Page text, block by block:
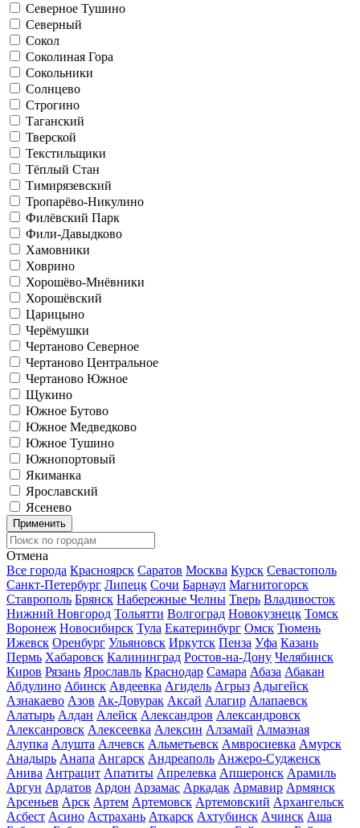
Северное Тушино
Северный
Сокол
Соколиная Гора
Сокольники
Солнцево
Строгино
Таганский
Тверской
Текстильщики
Тёплый Стан
Тимирязевский
Тропарёво-Никулино
Филёвский Парк
Фили-Давыдково
Хамовники
Ховрино
Хорошёво-Мнёвники
Хорошёвский
Царицыно
Черёмушки
Чертаново Северное
Чертаново Центральное
Чертаново Южное
Щукино
Южное Бутово
Южное Медведково
Южное Тушино
Южнопортовый
Якиманка
Ярославский
Ясенево
Применить
Отмена
Все города Красноярск Саратов Москва Курск Севастополь
Санкт-Петербург Липецк Сочи Барнаул Магнитогорск
Ставрополь Брянск Набережные Челны Тверь Владивосток
Нижний Новгород Тольятти Волгоград Новокузнецк Томск
Воронеж Новосибирск Тула Екатеринбург Омск Тюмень
Ижевск Оренбург Ульяновск Иркутск Пенза Уфа Казань
Пермь Хабаровск Калининград Ростов-на-Дону Челябинск
Киров Рязань Ярославль Краснодар Самара Абаза Абакан
Абдулино Абинск Авдеевка Агидель Агрыз Адыгейск
Азнакаево Азов Ак-Довурак Аксай Алагир Алапаевск
Алатырь Алдан Алейск Александров Александровск
Алексанровск Алексеевка Алексин Алзамай Алмазная
Алупка Алушта Алчевск Альметьевск Амвросиевка Амурск
Анадырь Анапа Ангарск Андреаполь Анжеро-Судженск
Анива Антрацит Апатиты Апрелевка Апшеронск Арамиль
Аргун Ардатов Ардон Арзамас Аркадак Армавир Армянск
Арсеньев Арск Артем Артемовск Артемовский Архангельск
Асбест Асино Астрахань Аткарск Ахтубинск Ачинск Аша